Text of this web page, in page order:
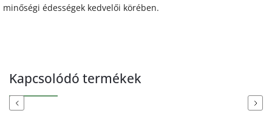
minőségi édességek kedvelői körében.
Kapcsolódó termékek
Previous Next